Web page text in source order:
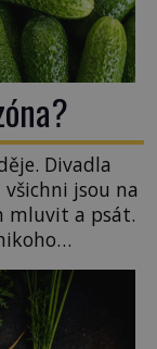
Divadla
jsou na
mluvit a psát.
spojovaná
známe už
[…]